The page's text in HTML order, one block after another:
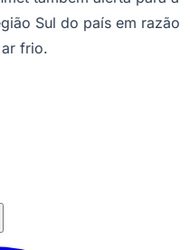
Sul do país em razão
frio.